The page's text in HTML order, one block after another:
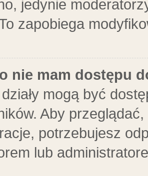
jedynie
zapobiega
nie mam dostępu
mogą być
Aby
potrzebujesz
lub